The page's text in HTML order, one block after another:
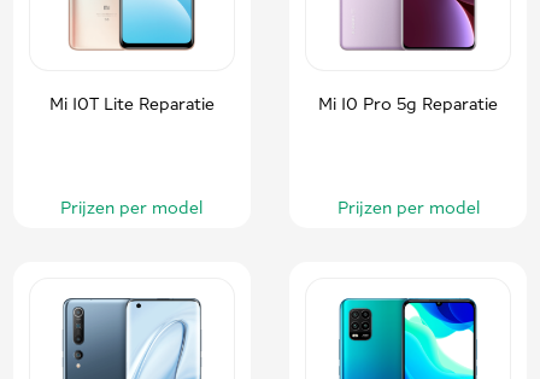
Mi 10T Lite Reparatie
Prijzen per model
Mi 10 Pro 5g Reparatie
Prijzen per model